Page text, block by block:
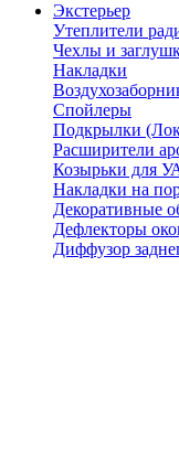
Экстерьер
Утеплители
Чехлы и
Накладки
Спойлеры
Подкрылки
Расширители
Козырьки для
Накладки на
Декоративные
Дефлекторы
Диффузор